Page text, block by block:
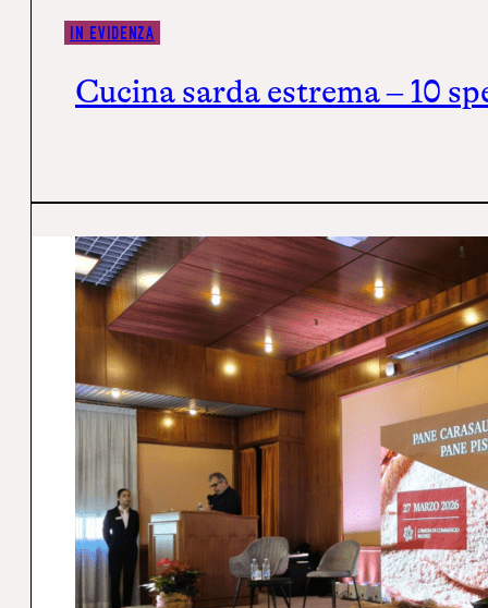
IN EVIDENZA
Cucina sarda estrema – 10